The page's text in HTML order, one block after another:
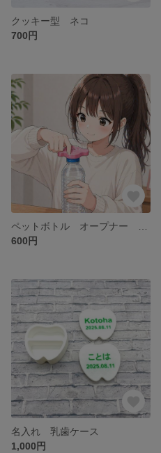
クッキー型 ネコ
700円
600円
名入れ 乳歯ケース
1,000円